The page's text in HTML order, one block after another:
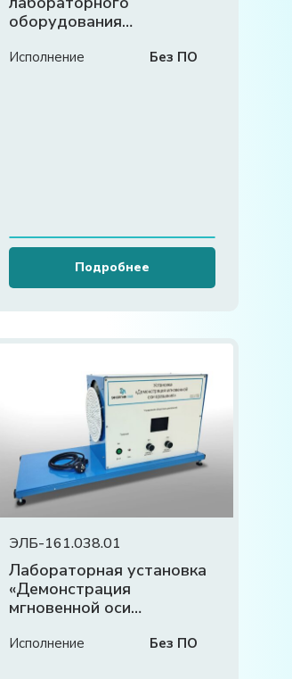
оборудования
инерции»
Исполнение Без ПО
Подробнее
ЭЛБ-161.038.01
Лабораторная установка
«Демонстрация
мгновенной оси
Исполнение Без ПО